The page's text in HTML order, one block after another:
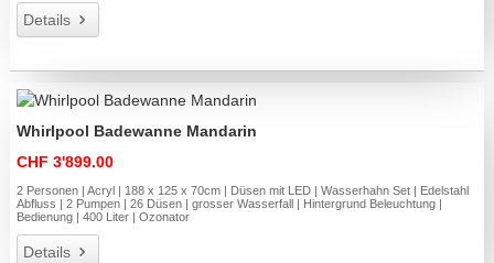
Details
Whirlpool Badewanne Mandarin
CHF 3'899.00
2 Personen | Acryl | 188 x 125 x 70cm | Düsen mit LED | Wasserhahn Set | Edelstahl
Abfluss | 2 Pumpen | 26 Düsen | grosser Wasserfall | Hintergrund Beleuchtung |
Bedienung | 400 Liter | Ozonator
Details